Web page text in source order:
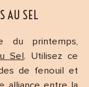
AU SEL
du printemps,
Sel. Utilisez ce
de fenouil et